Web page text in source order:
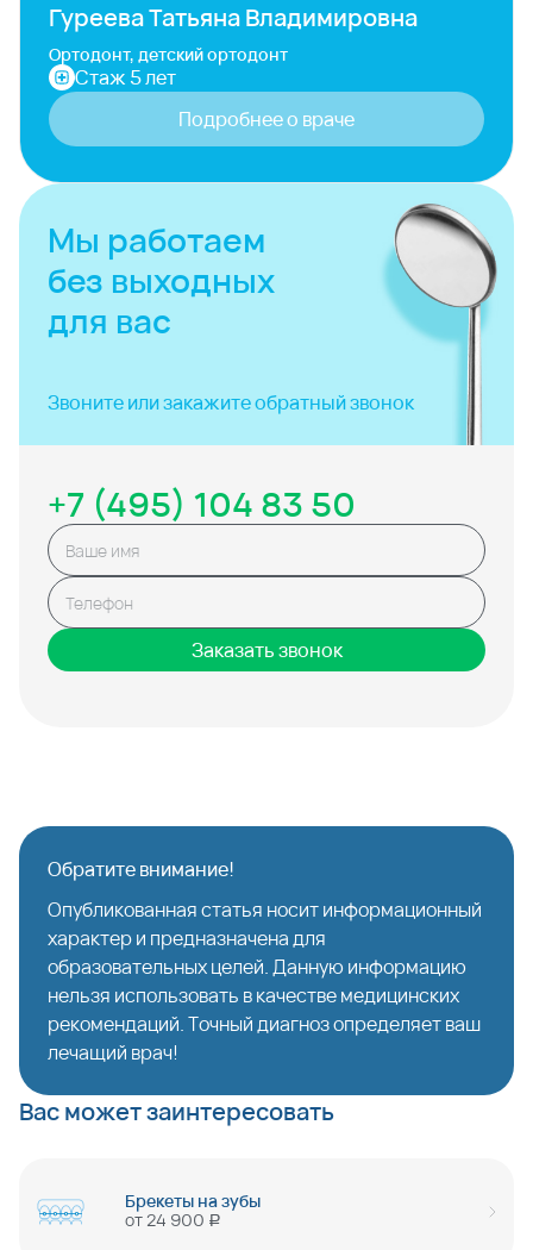
Гуреева Татьяна Владимировна
Ортодонт, детский ортодонт
Стаж 5 лет
Подробнее о враче
Мы работаем
без выходных
для вас
Звоните или закажитеобратный звонок
+7 (495) 104 83 50
Заказать звонок
Обратите внимание!
Опубликованная статья носит информационный
характер и предназначена для
образовательных целей. Данную информацию
нельзя использовать в качестве медицинских
рекомендаций. Точный диагноз определяет ваш
лечащий врач!
Вас может заинтересовать
Брекеты на зубы
от 24 900 руб